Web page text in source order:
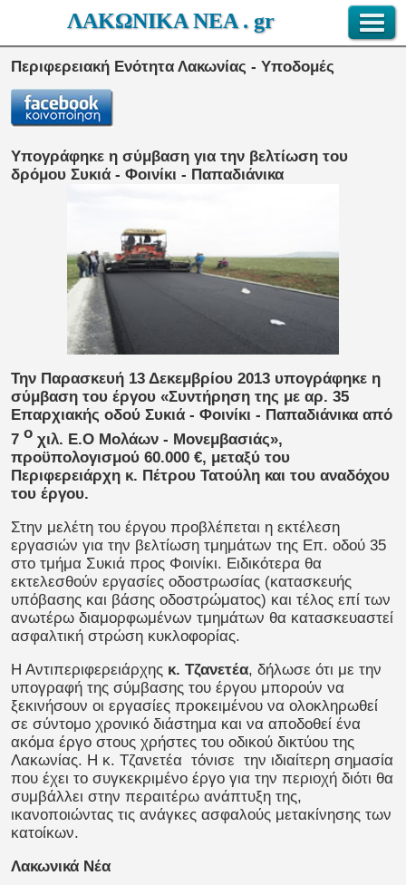
ΛΑΚΩΝΙΚΑ ΝΕΑ . gr
Περιφερειακή Ενότητα Λακωνίας - Υποδομές
Υπογράφηκε η σύμβαση για την βελτίωση του
δρόμου Συκιά - Φοινίκι - Παπαδιάνικα
Την Παρασκευή 13 Δεκεμβρίου 2013 υπογράφηκε η
σύμβαση του έργου «Συντήρηση της με αρ. 35
Επαρχιακής οδού Συκιά - Φοινίκι - Παπαδιάνικα από
7 ο χιλ. Ε.Ο Μολάων - Μονεμβασιάς»,
προϋπολογισμού 60.000 €, μεταξύ του
Περιφερειάρχη κ. Πέτρου Τατούλη και του αναδόχου
του έργου.
Στην μελέτη του έργου προβλέπεται η εκτέλεση
εργασιών για την βελτίωση τμημάτων της Επ. οδού 35
στο τμήμα Συκιά προς Φοινίκι. Ειδικότερα θα
εκτελεσθούν εργασίες οδοστρωσίας (κατασκευής
υπόβασης και βάσης οδοστρώματος) και τέλος επί των
ανωτέρω διαμορφωμένων τμημάτων θα κατασκευαστεί
ασφαλτική στρώση κυκλοφορίας.
Η Αντιπεριφερειάρχης κ. Τζανετέα, δήλωσε ότι με την
υπογραφή της σύμβασης του έργου μπορούν να
ξεκινήσουν οι εργασίες προκειμένου να ολοκληρωθεί
σε σύντομο χρονικό διάστημα και να αποδοθεί ένα
ακόμα έργο στους χρήστες του οδικού δικτύου της
Λακωνίας. Η κ. Τζανετέα τόνισε την ιδιαίτερη σημασία
που έχει το συγκεκριμένο έργο για την περιοχή διότι θα
συμβάλλει στην περαιτέρω ανάπτυξη της,
ικανοποιώντας τις ανάγκες ασφαλούς μετακίνησης των
κατοίκων.
Λακωνικά Νέα